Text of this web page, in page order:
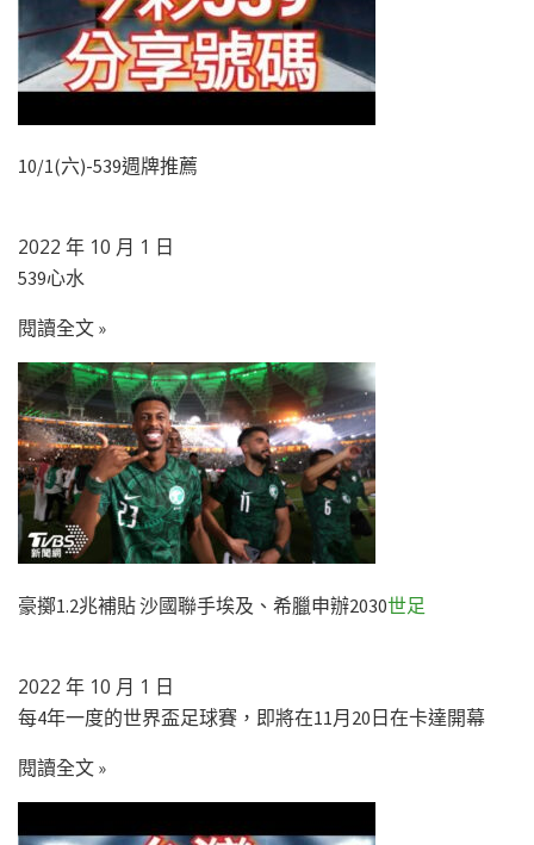
10/1(六)-539週牌推薦
2022 年 10 月 1 日
539心水
閱讀全文 »
豪擲1.2兆補貼 沙國聯手埃及、希臘申辦2030世足
2022 年 10 月 1 日
每4年一度的世界盃足球賽，即將在11月20日在卡達開幕
閱讀全文 »